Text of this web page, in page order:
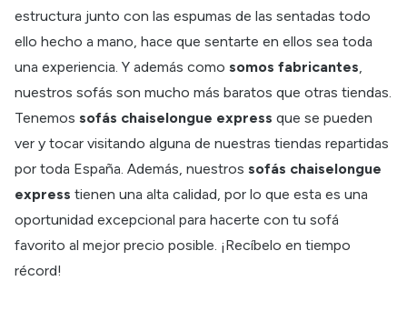
estructura junto con las espumas de las sentadas todo
ello hecho a mano, hace que sentarte en ellos sea toda
una experiencia. Y además como somos fabricantes,
nuestros sofás son mucho más baratos que otras tiendas.
Tenemos sofás chaiselongue express que se pueden
ver y tocar visitando alguna de nuestras tiendas repartidas
por toda España. Además, nuestros sofás chaiselongue
express tienen una alta calidad, por lo que esta es una
oportunidad excepcional para hacerte con tu sofá
favorito al mejor precio posible. ¡Recíbelo en tiempo
récord!